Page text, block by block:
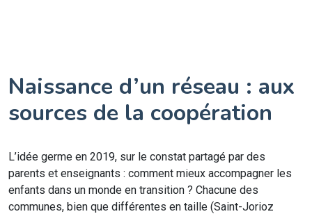
Naissance d’un réseau : aux
sources de la coopération
L’idée germe en 2019, sur le constat partagé par des
parents et enseignants : comment mieux accompagner les
enfants dans un monde en transition ? Chacune des
communes, bien que différentes en taille (Saint-Jorioz